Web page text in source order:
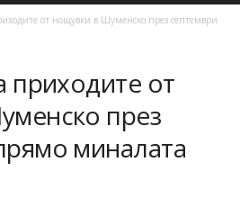
от нощувки в Шуменско през септември
приходите от
през
миналата